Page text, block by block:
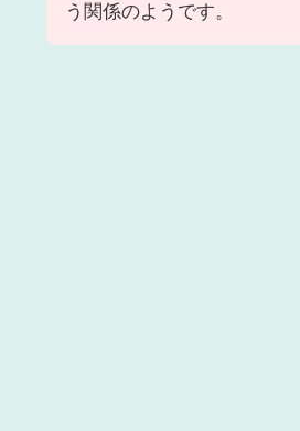
う関係のようです。